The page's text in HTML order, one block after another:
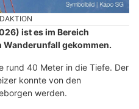
ist es im Bereich
gekommen.
rund 40 Meter in die Tiefe. Der
konnte von den
werden.